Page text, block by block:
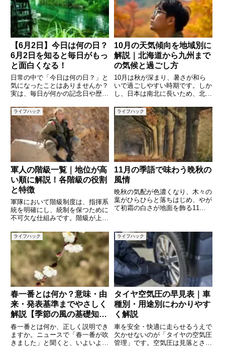
【6月2日】今日は何の日？
6月2日を知ると毎日がもっ
と面白くなる！
日常の中で「今日は何の日？」と
気になったことはありませんか？
実は、毎日が何かの記念日や歴史
月2日も例外ではなく、日本だけ
でなく世界でも様々な出来事があ
った特別な日です。この記事で
は、6月2日にまつわる記念日、
歴
10月の天気傾向を地域別に
解説｜北海道から九州まで
の気候と過ごし方
10月は秋が深まり、暑さが和ら
いで過ごしやすい時期です。しか
し、日本は南北に長いため、北海
特徴が大きく異なります。紅葉の
見頃や服装の目安、台風シーズン
の影響など、10月ならではの注
意点もあります。この記事では、
ライフハック
軍人の階級一覧｜地位が高
い順に解説！各階級の役割
と特徴
軍隊において階級制度は、指揮系
統を明確にし、統制を保つために
不可欠な仕組みです。階級が上が
くなります。本記事では、軍人の
階級を地位が高い順に解説し、そ
れぞれの役割や特徴について詳し
く説明します。各国の軍隊で若干
ライフハック
11月の季語で味わう晩秋の
風情
晩秋の気配が色濃くなり、木々の
葉がひらひらと落ちはじめ、やが
て初霜の白さが地面を飾る11
ど、秋と冬の境目を映す季語が豊
かに存在します。これらの季語を
手がかりに、自然や生活の機微を
紐
ライフハック
春一番とは何か？意味・由
来・発表基準までやさしく
解説【季節の風の基礎知
識】
春一番とは何か、正しく説明でき
ますか。ニュースで「春一番が吹
きました」と聞くと、いよいよ春
ライフハック
タイヤ空気圧の早見表｜車
種別・用途別にわかりやす
く解説
車を安全・快適に走らせるうえで
欠かせないのが「タイヤの空気圧
管理」です。空気圧は見落とされ